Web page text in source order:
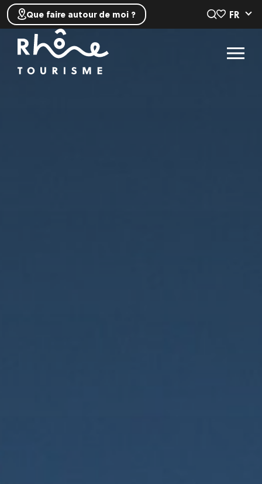
Que faire autour de moi ? FR